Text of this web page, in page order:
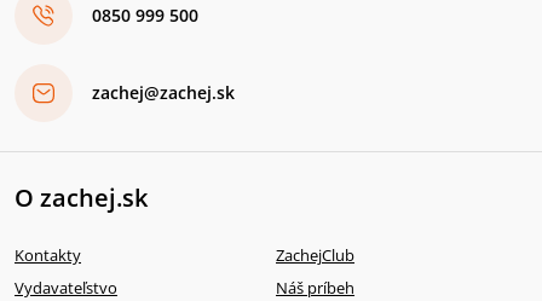
0850 999 500
zachej@zachej.sk
O zachej.sk
Kontakty
ZachejClub
Vydavateľstvo
Náš príbeh